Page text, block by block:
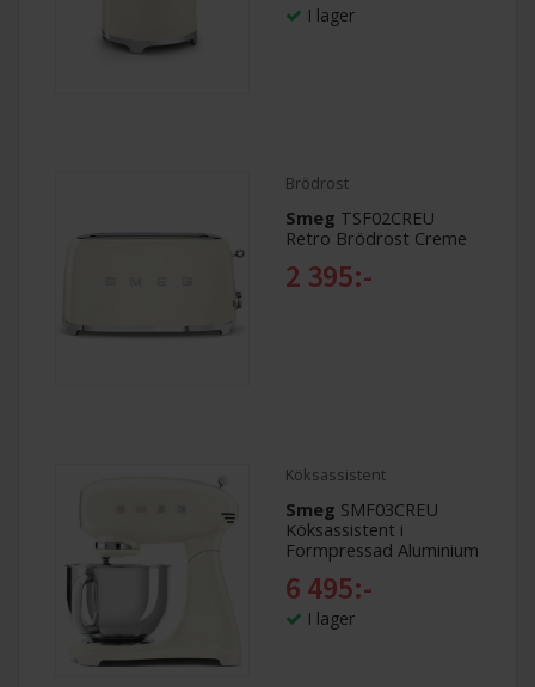
I lager
Brödrost
Smeg TSF02CREU
Retro Brödrost Creme
2 395:-
Köksassistent
Smeg SMF03CREU
Köksassistent i
Formpressad Aluminium
6 495:-
I lager